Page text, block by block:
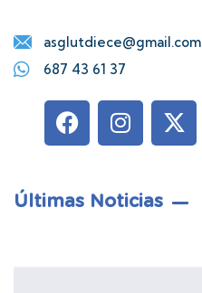
asglutdiece@gmail.com
687 43 61 37
Últimas Noticias